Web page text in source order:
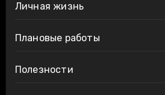
Личная жизнь
Плановые работы
Полезности